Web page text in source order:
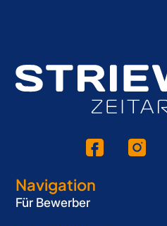
Navigation
Für Bewerber